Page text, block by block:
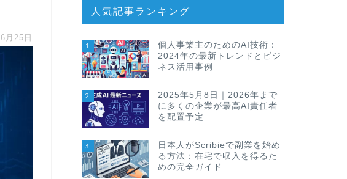
月25日
人気記事ランキング
1
個人事業主のためのAI技術：
2024年の最新トレンドとビジ
ネス活用事例
2
2025年5月8日｜2026年まで
に多くの企業が最高AI責任者
を配置予定
3
日本人がScribieで副業を始め
る方法：在宅で収入を得るた
めの完全ガイド